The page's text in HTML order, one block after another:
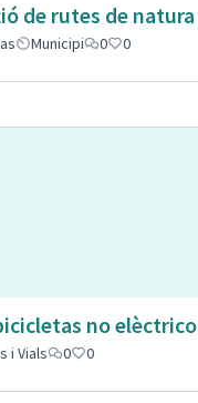
de rutes de natura
Municipi 0 0
no elèctrico
i Vials 0 0